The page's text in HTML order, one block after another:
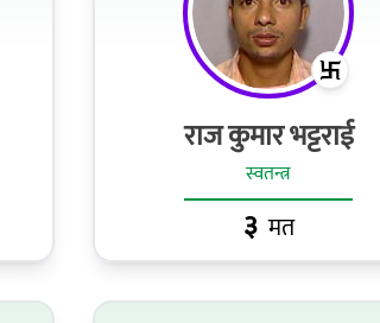
राज कुमार भट्टराई
स्वतन्त्र
३ मत